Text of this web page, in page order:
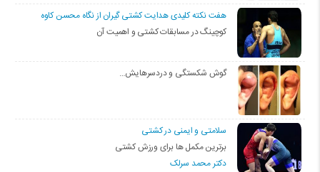
هفت نکته کلیدی هدایت کشتی گیران از نگاه محسن کاوه
کوچینگ در مسابقات کشتی و اهمیت آن
گوش شکستگی و دردسرهایش…
سلامتی و ایمنی در کشتی
برترین مکمل ها برای ورزش کشتی
دکتر محمد سرلک